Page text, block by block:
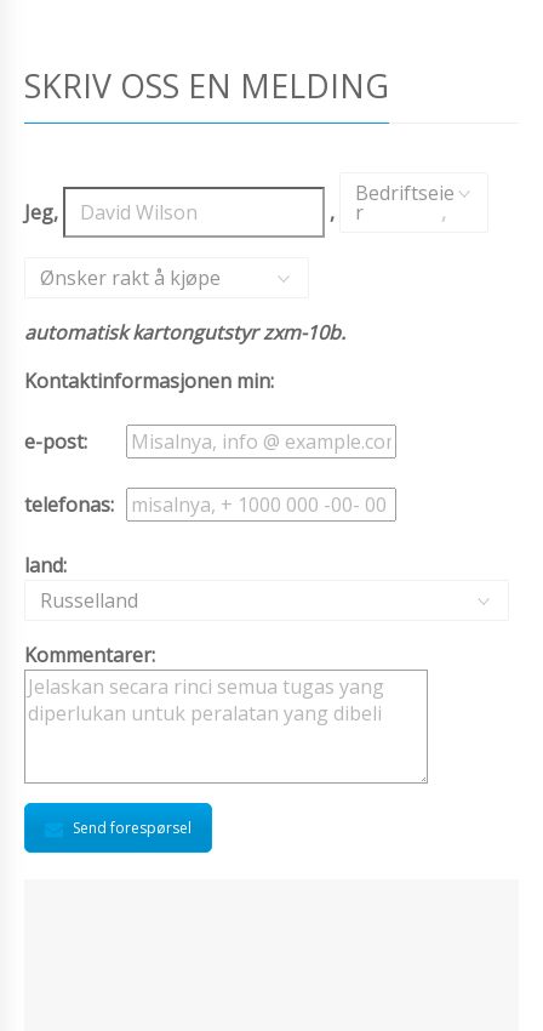
SKRIV OSS EN MELDING
Jeg, ,
Bedriftseie
r ,
Ønsker rakt å kjøpe
automatisk kartongutstyr zxm-10b.
Kontaktinformasjonen min:
e-post:
telefonas:
land:
Russelland
Kommentarer:
Send forespørsel